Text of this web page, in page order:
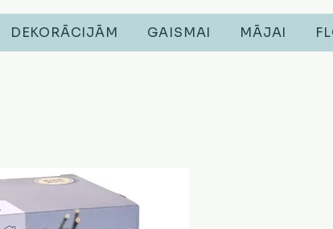
DEKORĀCIJĀM GAISMAI MĀJAI